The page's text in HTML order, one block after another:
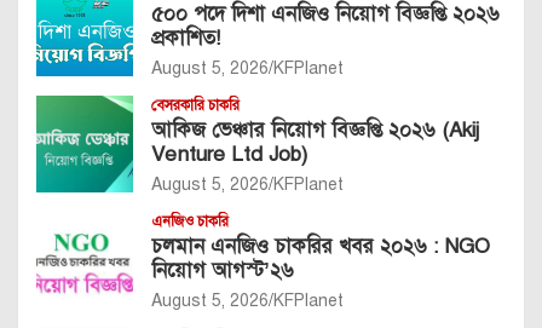
৫০০ পদে দিশা এনজিও নিয়োগ বিজ্ঞপ্তি ২০২৬
প্রকাশিত!
August 5, 2026 KFPlanet
বেসরকারি চাকরি
আকিজ ভেঞ্চার নিয়োগ বিজ্ঞপ্তি ২০২৬ (Akij
Venture Ltd Job)
August 5, 2026 KFPlanet
এনজিও চাকরি
চলমান এনজিও চাকরির খবর ২০২৬ : NGO
নিয়োগ আগস্ট’২৬
August 5, 2026 KFPlanet